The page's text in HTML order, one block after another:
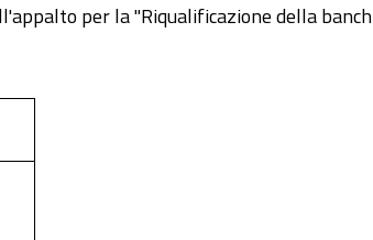
per la "Riqualificazione della